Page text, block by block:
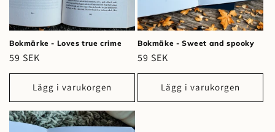
Bokmärke - Loves true crime
Ordinarie
pris
59 SEK
Lägg i varukorgen
Bokmäke - Sweet and spooky
Ordinarie
pris
59 SEK
Lägg i varukorgen